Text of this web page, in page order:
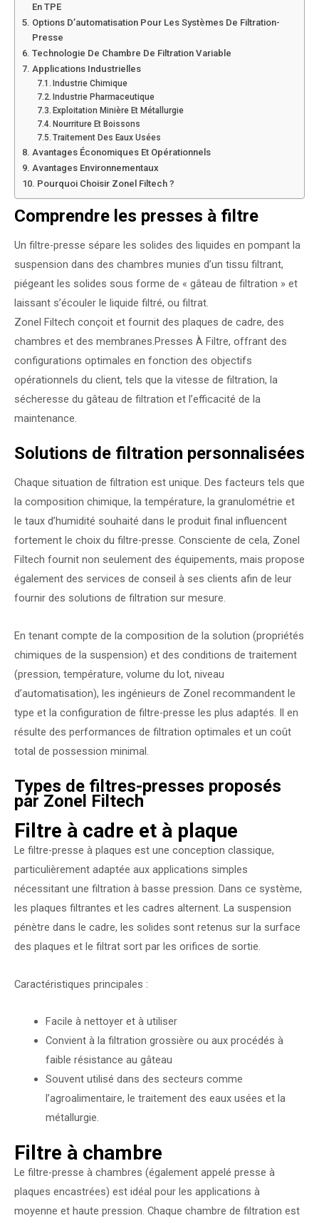
En TPE
Options D’automatisation Pour Les Systèmes De Filtration-
Presse
Technologie De Chambre De Filtration Variable
Applications Industrielles
Industrie Chimique
Industrie Pharmaceutique
Exploitation Minière Et Métallurgie
Nourriture Et Boissons
Traitement Des Eaux Usées
Avantages Économiques Et Opérationnels
Avantages Environnementaux
Pourquoi Choisir Zonel Filtech ?
Comprendre les presses à filtre
Un filtre-presse sépare les solides des liquides en pompant la
suspension dans des chambres munies d’un tissu filtrant,
piégeant les solides sous forme de « gâteau de filtration » et
laissant s’écouler le liquide filtré, ou filtrat.
Zonel Filtech conçoit et fournit des plaques de cadre, des
chambres et des membranes.Presses À Filtre, offrant des
configurations optimales en fonction des objectifs
opérationnels du client, tels que la vitesse de filtration, la
sécheresse du gâteau de filtration et l’efficacité de la
maintenance.
Solutions de filtration personnalisées
Chaque situation de filtration est unique. Des facteurs tels que
la composition chimique, la température, la granulométrie et
le taux d’humidité souhaité dans le produit final influencent
fortement le choix du filtre-presse. Consciente de cela, Zonel
Filtech fournit non seulement des équipements, mais propose
également des services de conseil à ses clients afin de leur
fournir des solutions de filtration sur mesure.
En tenant compte de la composition de la solution (propriétés
chimiques de la suspension) et des conditions de traitement
(pression, température, volume du lot, niveau
d’automatisation), les ingénieurs de Zonel recommandent le
type et la configuration de filtre-presse les plus adaptés. Il en
résulte des performances de filtration optimales et un coût
total de possession minimal.
Types de filtres-presses proposés
par Zonel Filtech
Filtre à cadre et à plaque
Le filtre-presse à plaques est une conception classique,
particulièrement adaptée aux applications simples
nécessitant une filtration à basse pression. Dans ce système,
les plaques filtrantes et les cadres alternent. La suspension
pénètre dans le cadre, les solides sont retenus sur la surface
des plaques et le filtrat sort par les orifices de sortie.
Caractéristiques principales :
Facile à nettoyer et à utiliser
Convient à la filtration grossière ou aux procédés à
faible résistance au gâteau
Souvent utilisé dans des secteurs comme
l’agroalimentaire, le traitement des eaux usées et la
métallurgie.
Filtre à chambre
Le filtre-presse à chambres (également appelé presse à
plaques encastrées) est idéal pour les applications à
moyenne et haute pression. Chaque chambre de filtration est